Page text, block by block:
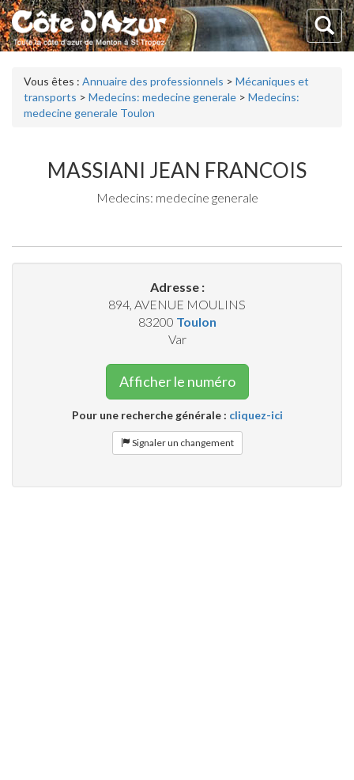
Vous êtes : Annuaire des professionnels > Mécaniques et
transports > Medecins: medecine generale > Medecins:
medecine generale Toulon
MASSIANI JEAN FRANCOIS
Medecins: medecine generale
Adresse :
894, AVENUE MOULINS
83200 Toulon
Var
Afficher le numéro
Pour une recherche générale : cliquez-ici
Signaler un changement